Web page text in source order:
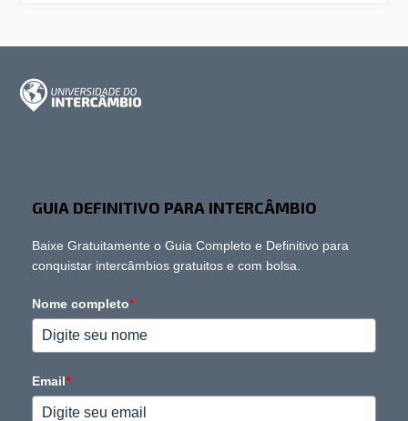
GUIA DEFINITIVO PARA INTERCÂMBIO
Baixe Gratuitamente o Guia Completo e Definitivo para
conquistar intercâmbios gratuitos e com bolsa.
Nome completo*
Email*